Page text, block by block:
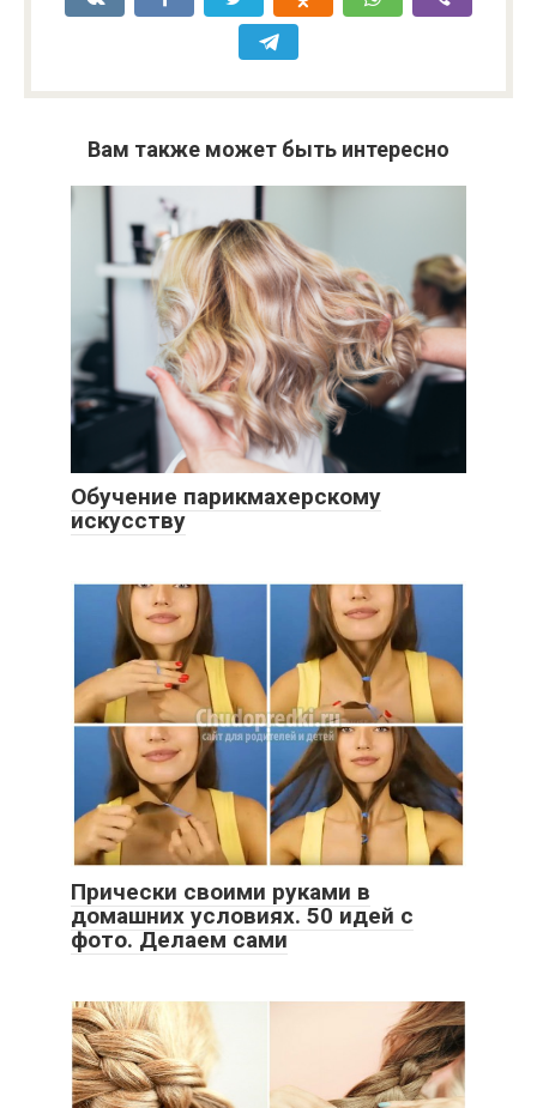
Вам также может быть интересно
Обучение парикмахерскому
искусству
Прически своими руками в
домашних условиях. 50 идей с
фото. Делаем сами